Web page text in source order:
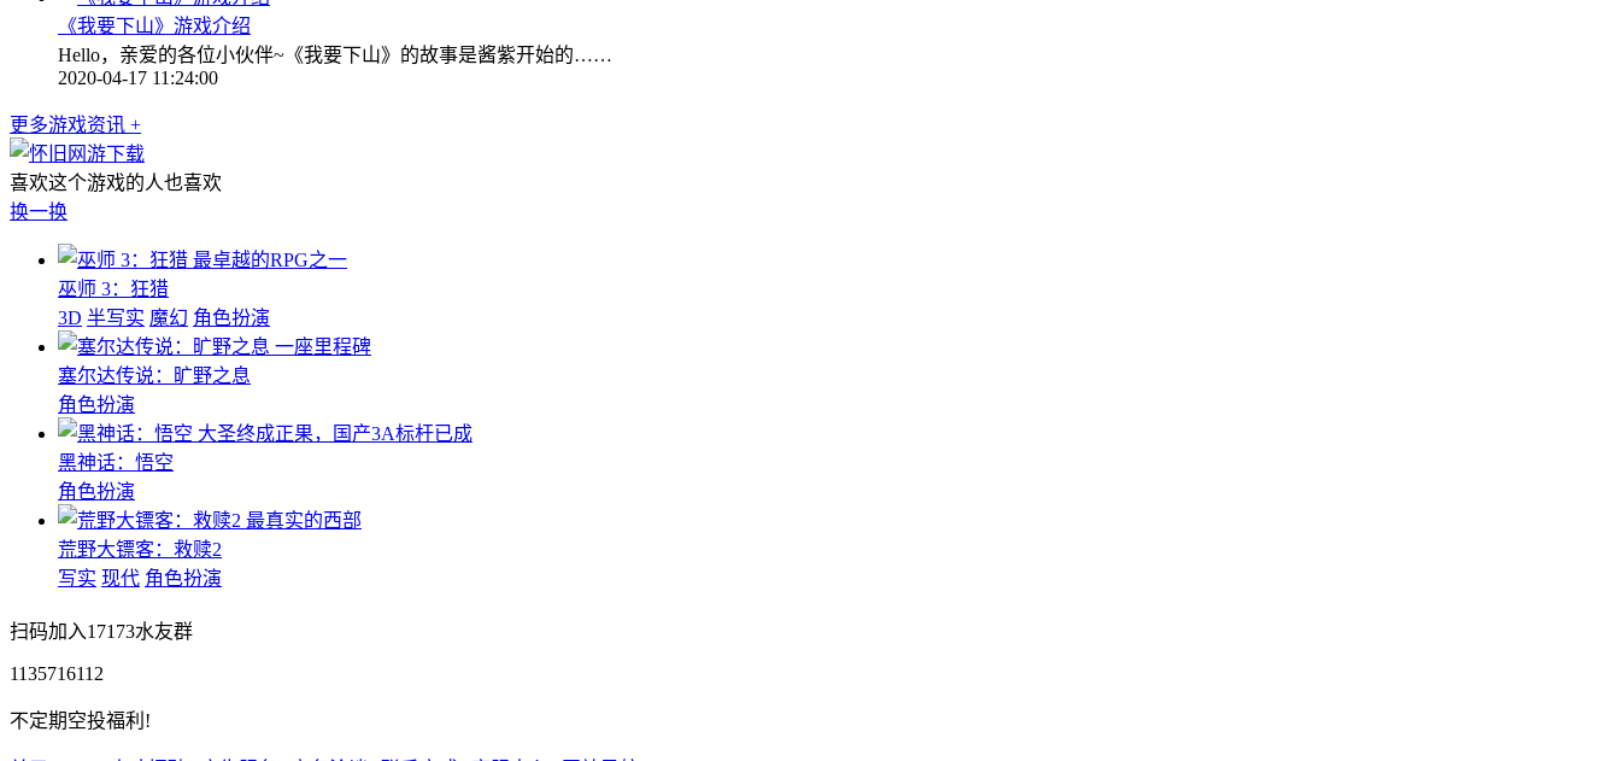
《我要下山》游戏介绍
Hello，亲爱的各位小伙伴~《我要下山》的故事是酱紫开始的……
2020-04-17 11:24:00
更多游戏资讯 +
喜欢这个游戏的人也喜欢
换一换
最卓越的RPG之一
巫师 3：狂猎
3D 半写实 魔幻 角色扮演
一座里程碑
塞尔达传说：旷野之息
角色扮演
大圣终成正果，国产3A标杆已成
黑神话：悟空
角色扮演
最真实的西部
荒野大镖客：救赎2
写实 现代 角色扮演
扫码加入17173水友群
1135716112
不定期空投福利!